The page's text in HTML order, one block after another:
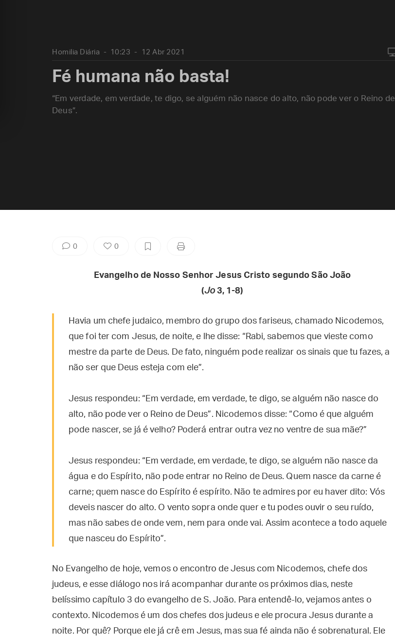
Homilia Diária 10:23 12 Abr 2021
Fé humana não basta!
“Em verdade, em verdade, te digo, se alguém não nasce do alto, não pode ver o Reino de
Deus”.
0 0
Evangelho de Nosso Senhor Jesus Cristo segundo São João
(Jo3, 1-8)
Havia um chefe judaico, membro do grupo dos fariseus, chamado Nicodemos,
que foi ter com Jesus, de noite, e lhe disse: “Rabi, sabemos que vieste como
mestre da parte de Deus. De fato, ninguém pode realizar os sinais que tu fazes, a
não ser que Deus esteja com ele”.
Jesus respondeu: “Em verdade, em verdade, te digo, se alguém não nasce do
alto, não pode ver o Reino de Deus”. Nicodemos disse: “Como é que alguém
pode nascer, se já é velho? Poderá entrar outra vez no ventre de sua mãe?”
Jesus respondeu: “Em verdade, em verdade, te digo, se alguém não nasce da
água e do Espírito, não pode entrar no Reino de Deus. Quem nasce da carne é
carne; quem nasce do Espírito é espírito. Não te admires por eu haver dito: Vós
deveis nascer do alto. O vento sopra onde quer e tu podes ouvir o seu ruído,
mas não sabes de onde vem, nem para onde vai. Assim acontece a todo aquele
que nasceu do Espírito”.
No Evangelho de hoje, vemos o encontro de Jesus com Nicodemos, chefe dos
judeus, e esse diálogo nos irá acompanhar durante os próximos dias, neste
belíssimo capítulo 3 do evangelho de S. João. Para entendê-lo, vejamos antes o
contexto. Nicodemos é um dos chefes dos judeus e ele procura Jesus durante a
noite. Por quê? Porque ele já crê em Jesus, mas sua fé ainda não é sobrenatural. Ele